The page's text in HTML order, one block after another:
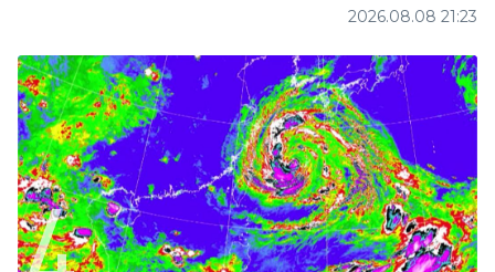
2026.08.08 21:23